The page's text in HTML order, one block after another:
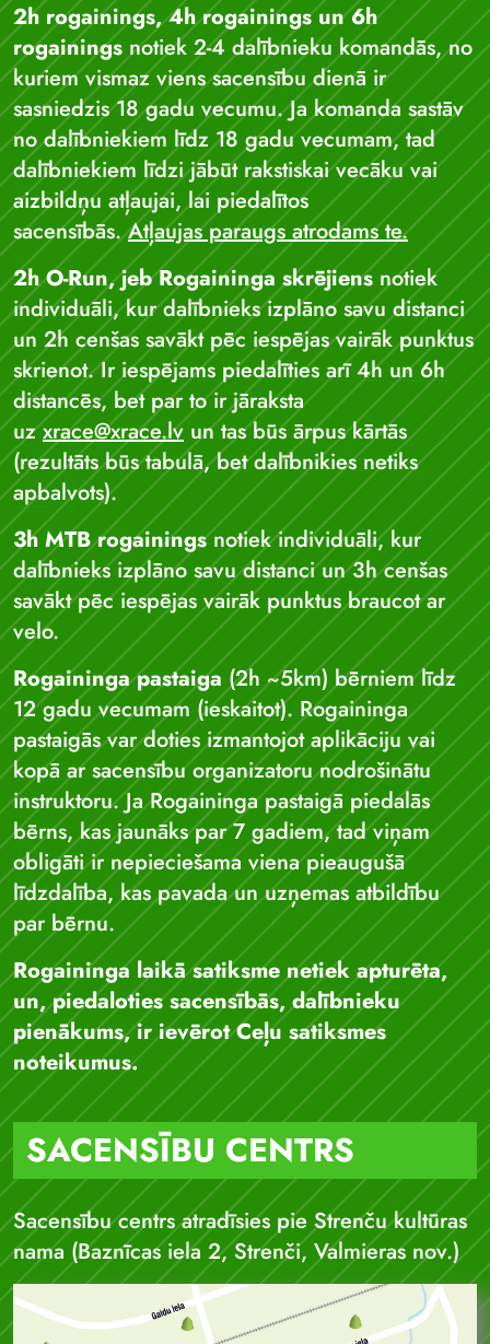
2h rogainings, 4h rogainings un 6h
rogainingsnotiek 2-4 dalībnieku komandās, no
kuriem vismaz viens sacensību dienā ir
sasniedzis 18 gadu vecumu. Ja komanda sastāv
no dalībniekiem līdz 18 gadu vecumam, tad
dalībniekiem līdzi jābūt rakstiskai vecāku vai
aizbildņu atļaujai, lai piedalītos
sacensībās.Atļaujas paraugs atrodams te.
2h O-Run, jeb Rogaininga skrējiens notiek
individuāli, kur dalībnieks izplāno savu distanci
un 2h cenšas savākt pēc iespējas vairāk punktus
skrienot. Ir iespējams piedalīties arī 4h un 6h
distancēs, bet par to ir jāraksta
uzxrace@xrace.lvun tas būs ārpus kārtās
(rezultāts būs tabulā, bet dalībnikies netiks
apbalvots).
3h MTB rogainingsnotiek individuāli, kur
dalībnieks izplāno savu distanci un 3h cenšas
savākt pēc iespējas vairāk punktus braucot ar
velo.
Rogaininga pastaiga (2h ~5km) bērniem līdz
12 gadu vecumam (ieskaitot). Rogaininga
pastaigās var doties izmantojot aplikāciju vai
kopā ar sacensību organizatoru nodrošinātu
instruktoru. Ja Rogaininga pastaigā piedalās
bērns, kas jaunāks par 7 gadiem, tad viņam
obligāti ir nepieciešama viena pieaugušā
līdzdalība, kas pavada un uzņemas atbildību
par bērnu.
Rogaininga laikā satiksme netiek apturēta,
un, piedaloties sacensībās, dalībnieku
pienākums, ir ievērot Ceļu satiksmes
noteikumus.
SACENSĪBU CENTRS
Sacensību centrs atradīsies pie Strenču kultūras
nama (Baznīcas iela 2, Strenči, Valmieras nov.)